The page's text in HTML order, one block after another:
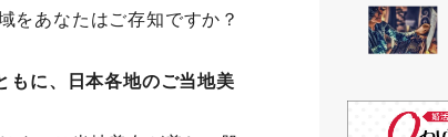
をあなたはご存知ですか？
もに、日本各地のご当地美